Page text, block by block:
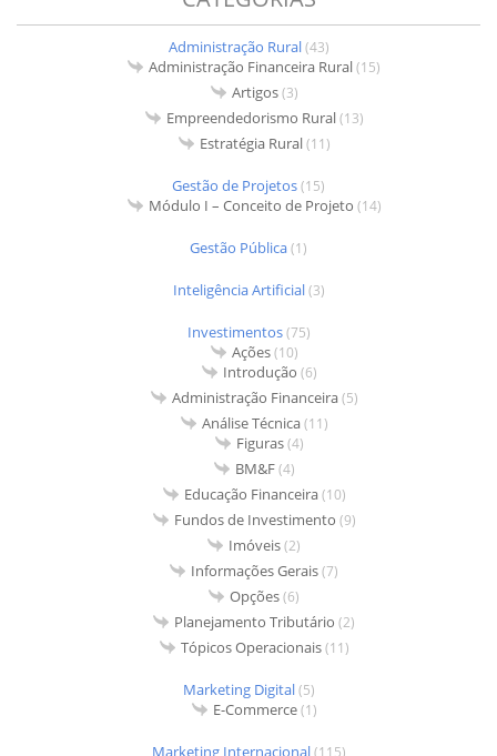
Administração Rural(43)
Administração Financeira Rural(15)
Artigos(3)
Empreendedorismo Rural(13)
Estratégia Rural(11)
Gestão de Projetos(15)
Módulo I – Conceito de Projeto (14)
Gestão Pública(1)
Inteligência Artificial(3)
Investimentos(75)
Ações(10)
Introdução (6)
Administração Financeira(5)
Análise Técnica(11)
Figuras(4)
BM&F(4)
Educação Financeira(10)
Fundos de Investimento (9)
Imóveis(2)
Informações Gerais(7)
Opções(6)
Planejamento Tributário (2)
Tópicos Operacionais(11)
Marketing Digital(5)
E-Commerce(1)
Marketing Internacional(115)